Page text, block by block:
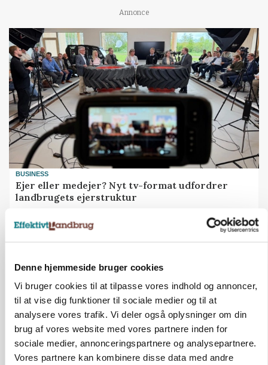
Denne hjemmeside bruger cookies
Vi bruger cookies til at tilpasse vores indhold og annoncer,
til at vise dig funktioner til sociale medier og til at
analysere vores trafik. Vi deler også oplysninger om din
brug af vores website med vores partnere inden for
sociale medier, annonceringspartnere og analysepartnere.
Vores partnere kan kombinere disse data med andre
Annonce
BUSINESS
Ejer eller medejer? Nyt tv-format udfordrer
landbrugets ejerstruktur
Annonce
Loading...